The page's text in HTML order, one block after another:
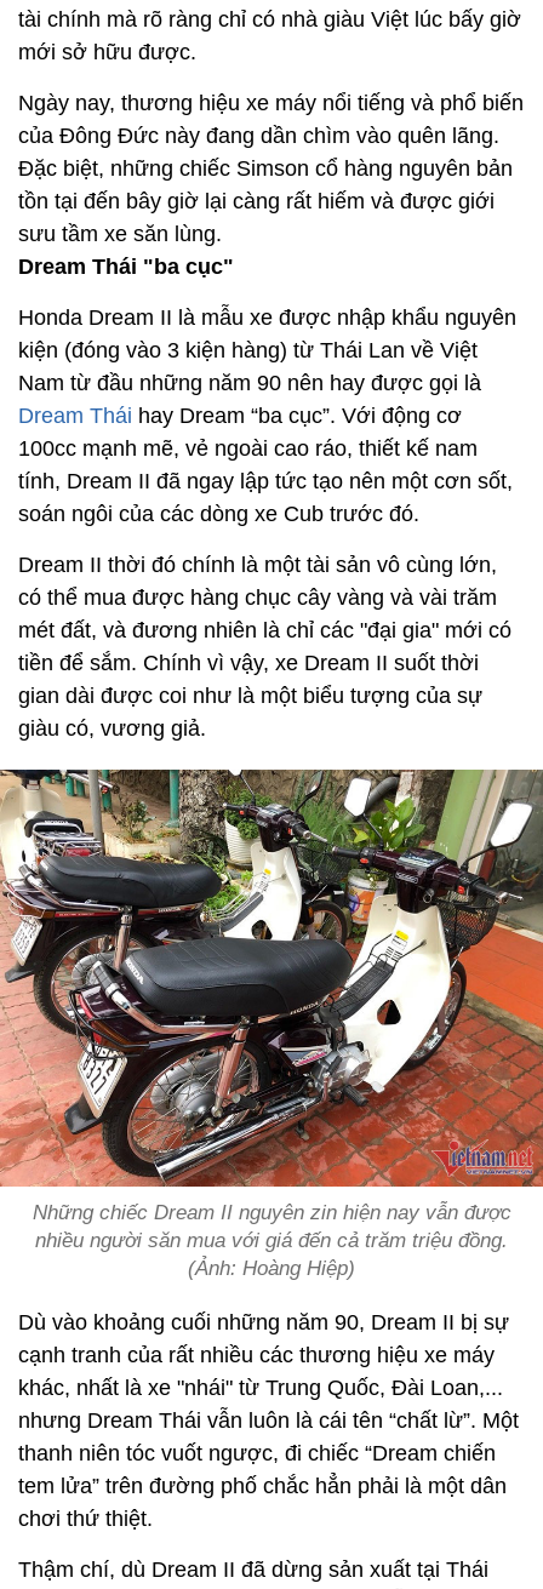
tài chính mà rõ ràng chỉ có nhà giàu Việt lúc bấy giờ
mới sở hữu được.
Ngày nay, thương hiệu xe máy nổi tiếng và phổ biến
của Đông Đức này đang dần chìm vào quên lãng.
Đặc biệt, những chiếc Simson cổ hàng nguyên bản
tồn tại đến bây giờ lại càng rất hiếm và được giới
sưu tầm xe săn lùng.
Dream Thái "ba cục"
Honda Dream II là mẫu xe được nhập khẩu nguyên
kiện (đóng vào 3 kiện hàng) từ Thái Lan về Việt
Nam từ đầu những năm 90 nên hay được gọi là
Dream Thái hay Dream “ba cục”. Với động cơ
100cc mạnh mẽ, vẻ ngoài cao ráo, thiết kế nam
tính, Dream II đã ngay lập tức tạo nên một cơn sốt,
soán ngôi của các dòng xe Cub trước đó.
Dream II thời đó chính là một tài sản vô cùng lớn,
có thể mua được hàng chục cây vàng và vài trăm
mét đất, và đương nhiên là chỉ các "đại gia" mới có
tiền để sắm. Chính vì vậy, xe Dream II suốt thời
gian dài được coi như là một biểu tượng của sự
giàu có, vương giả.
Những chiếc Dream II nguyên zin hiện nay vẫn được
nhiều người săn mua với giá đến cả trăm triệu đồng.
(Ảnh: Hoàng Hiệp)
Dù vào khoảng cuối những năm 90, Dream II bị sự
cạnh tranh của rất nhiều các thương hiệu xe máy
khác, nhất là xe "nhái" từ Trung Quốc, Đài Loan,...
nhưng Dream Thái vẫn luôn là cái tên “chất lừ”. Một
thanh niên tóc vuốt ngược, đi chiếc “Dream chiến
tem lửa” trên đường phố chắc hẳn phải là một dân
chơi thứ thiệt.
Thậm chí, dù Dream II đã dừng sản xuất tại Thái